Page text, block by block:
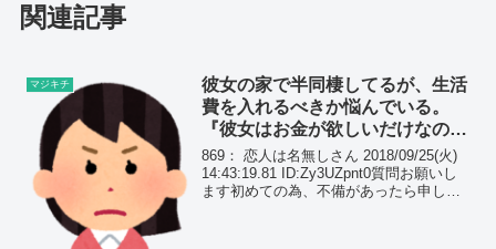
関連記事
マジキチ
彼女の家で半同棲してるが、生活
費を入れるべきか悩んでいる。
『彼女はお金が欲しいだけなので
は？』と思ってしまう…
869： 恋人は名無しさん 2018/09/25(火)
14:43:19.81 ID:Zy3UZpnt0質問お願いし
ます初めての為、不備があったら申し訳